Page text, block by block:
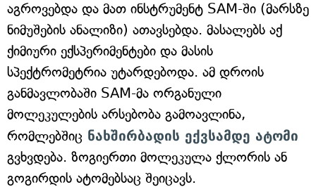
აგროვებდა და მათ ინსტრუმენტ SAM-ში (მარსზე
ნიმუშების ანალიზი) ათავსებდა. მასალებს აქ
ქიმიური ექსპერიმენტები და მასის
სპექტრომეტრია უტარდებოდა. ამ დროის
განმავლობაში SAM-მა ორგანული
მოლეკულების არსებობა გამოავლინა,
რომლებშიც ნახშირბადის ექვსამდე ატომი
გვხვდება. ზოგიერთი მოლეკულა ქლორის ან
გოგირდის ატომებსაც შეიცავს.